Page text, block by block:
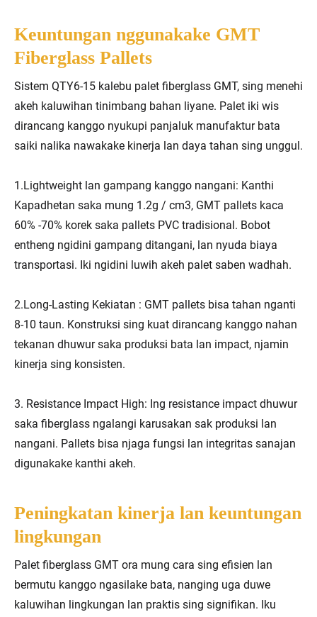
Keuntungan nggunakake GMT
Fiberglass Pallets
Sistem QTY6-15 kalebu palet fiberglass GMT, sing menehi
akeh kaluwihan tinimbang bahan liyane. Palet iki wis
dirancang kanggo nyukupi panjaluk manufaktur bata
saiki nalika nawakake kinerja lan daya tahan sing unggul.
1.Lightweight lan gampang kanggo nangani: Kanthi
Kapadhetan saka mung 1.2g / cm3, GMT pallets kaca
60% -70% korek saka pallets PVC tradisional. Bobot
entheng ngidini gampang ditangani, lan nyuda biaya
transportasi. Iki ngidini luwih akeh palet saben wadhah.
2.Long-Lasting Kekiatan : GMT pallets bisa tahan nganti
8-10 taun. Konstruksi sing kuat dirancang kanggo nahan
tekanan dhuwur saka produksi bata lan impact, njamin
kinerja sing konsisten.
3. Resistance Impact High: Ing resistance impact dhuwur
saka fiberglass ngalangi karusakan sak produksi lan
nangani. Pallets bisa njaga fungsi lan integritas sanajan
digunakake kanthi akeh.
Peningkatan kinerja lan keuntungan
lingkungan
Palet fiberglass GMT ora mung cara sing efisien lan
bermutu kanggo ngasilake bata, nanging uga duwe
kaluwihan lingkungan lan praktis sing signifikan. Iku